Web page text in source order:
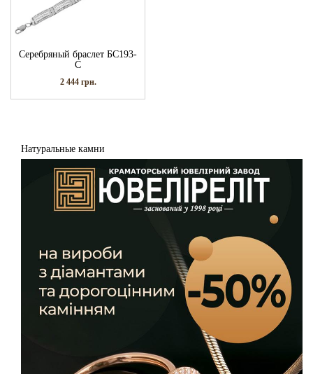
Серебряный браслет БС193-
С
2 444 грн.
Натуральные камни